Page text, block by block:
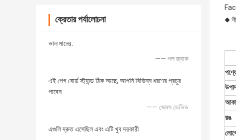
ক্রেতার পর্যালোচনা
ভাল মানের.
—— পল জ্যাক
এই পেগ বোর্ড স্ট্যান্ড ঠিক আছে, আপনি বিভিন্ন ধরণের প্রচুর
পাবেন
—— জেমস ডেভিড
এগুলি দ্রুত এসেছিল এবং এটি খুব দরকারী
◆
রঙ